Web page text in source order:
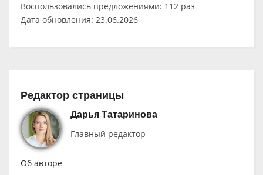
Воспользовались предложениями: 112 раз
Дата обновления: 23.06.2026
Редактор страницы
Дарья Татаринова
Главный редактор
Об авторе